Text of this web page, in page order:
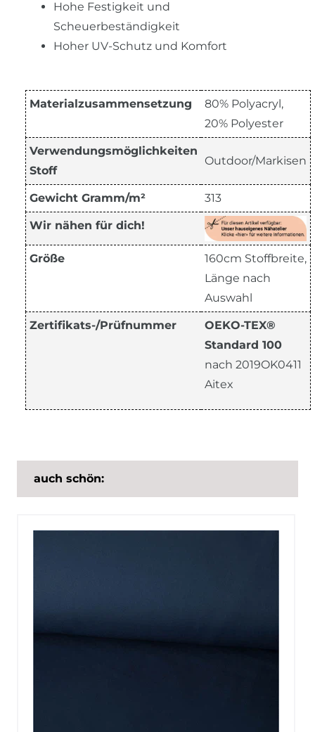
Hohe Festigkeit und
Scheuerbeständigkeit
Hoher UV-Schutz und Komfort
Materialzusammensetzung
80% Polyacryl,
20% Polyester
Verwendungsmöglichkeiten
Stoff
Outdoor/Markisen
Gewicht Gramm/m² 313
Wir nähen für dich!
Größe
160cm Stoffbreite,
Länge nach
Auswahl
Zertifikats-/Prüfnummer
OEKO-TEX®
Standard 100
nach 2019OK0411
Aitex
auch schön: